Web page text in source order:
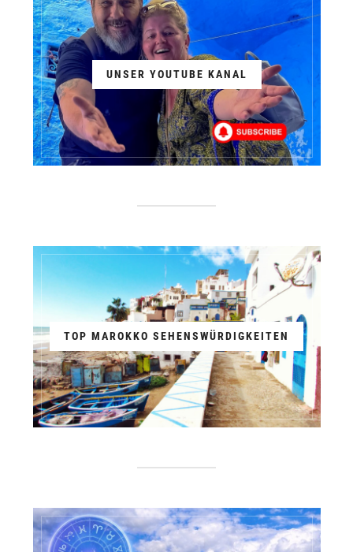
UNSER YOUTUBE KANAL
TOP MAROKKO SEHENSWÜRDIGKEITEN